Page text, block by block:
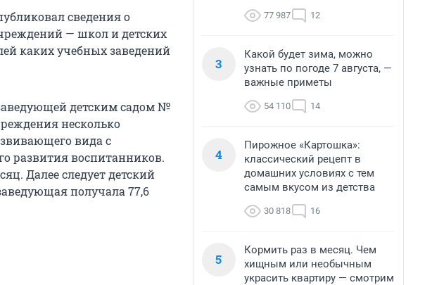
сведения о
— школ и детских
каких учебных заведений
детским садом №
несколько
вида с
развития воспитанников.
Далее следует детский
получала 77,6
77 987 12
3
Какой будет зима, можно
узнать по погоде 7 августа, —
важные приметы
54 110 14
4
Пирожное «Картошка»:
классический рецепт в
домашних условиях с тем
самым вкусом из детства
30 818 16
5
Кормить раз в месяц. Чем
хищным или необычным
украсить квартиру — смотрим